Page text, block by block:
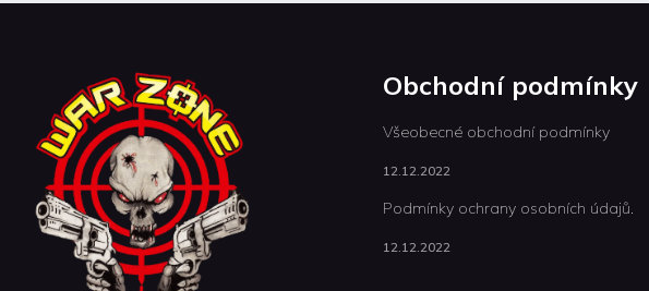
Obchodní podmínky
Všeobecné obchodní podmínky
12.12.2022
Podmínky ochrany osobních údajů.
12.12.2022